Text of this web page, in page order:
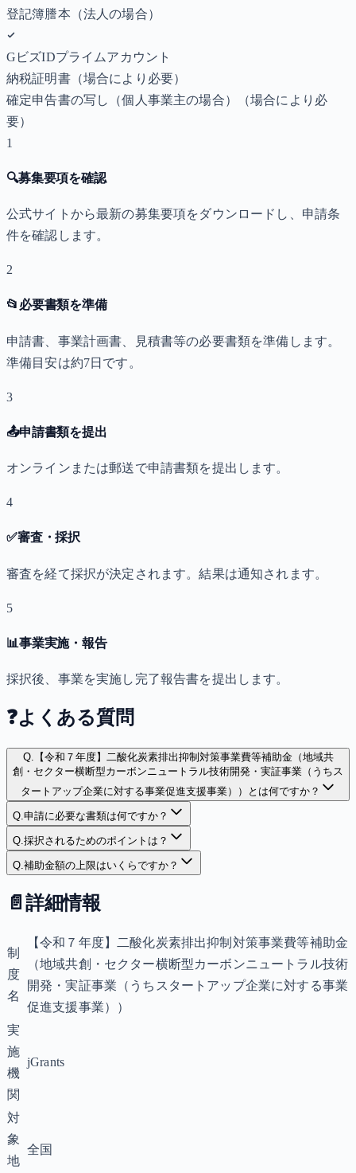
登記簿謄本（法人の場合）
GビズIDプライムアカウント
納税証明書（場合により必要）
確定申告書の写し（個人事業主の場合）
（場合により必
要）
1
🔍募集要項を確認
公式サイトから最新の募集要項をダウンロードし、申請条
件を確認します。
2
📂 必要書類を準備
申請書、事業計画書、見積書等の必要書類を準備します。
準備目安は約7日です。
3
📤申請書類を提出
オンラインまたは郵送で申請書類を提出します。
4
✅審査・採択
審査を経て採択が決定されます。結果は通知されます。
5
📊事業実施・報告
採択後、事業を実施し完了報告書を提出します。
❓よくある質問
Q. 【令和７年度】二酸化炭素排出抑制対策事業費等補助金（地域共
創・セクター横断型カーボンニュートラル技術開発・実証事業（うちス
タートアップ企業に対する事業促進支援事業））とは何ですか？
Q.申請に必要な書類は何ですか？
Q.採択されるためのポイントは？
Q.補助金額の上限はいくらですか？
📄 詳細情報
制
度
名
【令和７年度】二酸化炭素排出抑制対策事業費等補助金
（地域共創・セクター横断型カーボンニュートラル技術
開発・実証事業（うちスタートアップ企業に対する事業
促進支援事業））
実
施
機
関
jGrants
対
象
地
全国